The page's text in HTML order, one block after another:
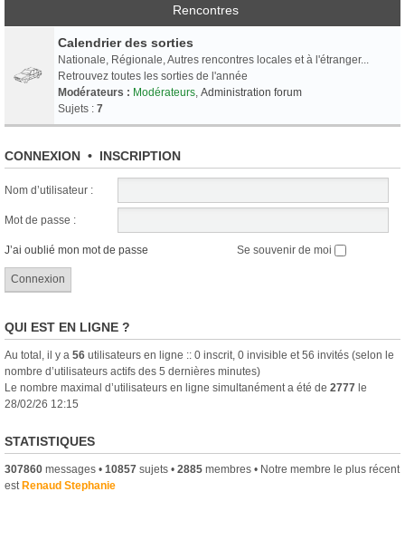
Rencontres
Calendrier des sorties
Nationale, Régionale, Autres rencontres locales et à l'étranger...
Retrouvez toutes les sorties de l'année
Modérateurs : Modérateurs, Administration forum
Sujets : 7
CONNEXION • INSCRIPTION
Nom d’utilisateur :
Mot de passe :
J’ai oublié mon mot de passe Se souvenir de moi
QUI EST EN LIGNE ?
Au total, il y a 56 utilisateurs en ligne :: 0 inscrit, 0 invisible et 56 invités (selon le
nombre d’utilisateurs actifs des 5 dernières minutes)
Le nombre maximal d’utilisateurs en ligne simultanément a été de 2777 le
28/02/26 12:15
STATISTIQUES
307860 messages • 10857 sujets • 2885 membres • Notre membre le plus récent
estRenaud Stephanie